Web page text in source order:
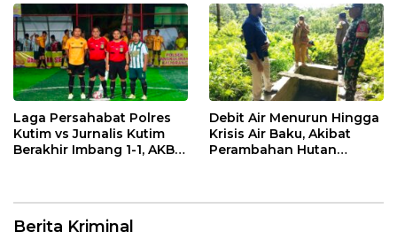
Laga Persahabat Polres
Kutim vs Jurnalis Kutim
Berakhir Imbang 1-1, AKBP
Debit Air Menurun Hingga
Krisis Air Baku, Akibat
Perambahan Hutan
Berita Kriminal